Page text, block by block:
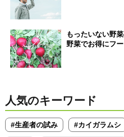
もったいない野
野菜でお得にフ
人気のキーワード
#生産者の試み #カイガラムシ